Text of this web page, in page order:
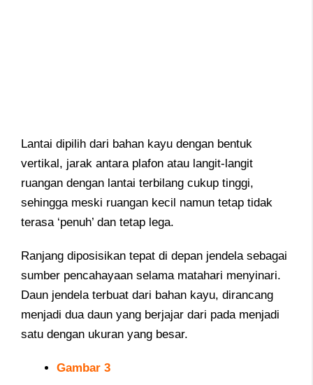
Lantai dipilih dari bahan kayu dengan bentuk
vertikal, jarak antara plafon atau langit-langit
ruangan dengan lantai terbilang cukup tinggi,
sehingga meski ruangan kecil namun tetap tidak
terasa ‘penuh’ dan tetap lega.
Ranjang diposisikan tepat di depan jendela sebagai
sumber pencahayaan selama matahari menyinari.
Daun jendela terbuat dari bahan kayu, dirancang
menjadi dua daun yang berjajar dari pada menjadi
satu dengan ukuran yang besar.
Gambar 3